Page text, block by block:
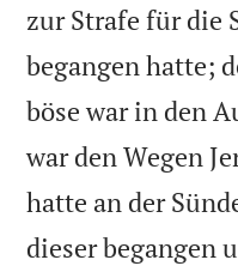
zur Strafe für die
begangen hatte;
böse war in den
war den Wegen
hatte an der
dieser begangen